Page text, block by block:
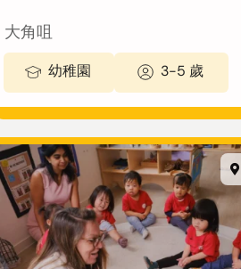
大角咀
幼稚園 3-5 歲